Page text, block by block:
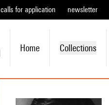
calls for application newsletter
Home Collections